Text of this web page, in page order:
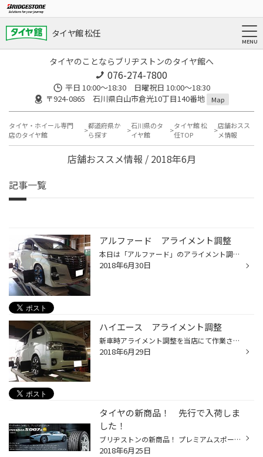
タイヤ館 松任
タイヤのことならブリヂストンのタイヤ館へ
076-274-7800
平日 10:00～18:30 日曜祝日 10:00～18:30
〒924-0865 石川県白山市倉光10丁目140番地
Map
タイヤ・ホイール専門
店のタイヤ館
都道府県か
ら探す
石川県のタ
イヤ館
タイヤ館 松
任TOP
店舗おスス
メ情報
店舗おススメ情報 / 2018年6月
記事一覧
アルファード アライメント調整
本日は「アルファード」のアライメント調整です。 お車を「ローダウン」されたとの事でご依頼。入庫させていただきました。 オール「モデリスタ」仕様の大変綺麗なお車です。オーナー様のお車への愛情が伺えます！ 当店ではアライメント調整のプロフェッショナル・スタッフがお車の点検・診断させて...
2018年6月30日
ハイエース アライメント調整
新車時アライメント調整を当店にて作業させていただいてから４年・・・ タイヤの交換・ショックアブソーバー交換・アライメント調整のご依頼をいただきました。 タイヤの交換とショックアブソーバーの交換を終え、アライメント調整作業です。 約70,000キロほど走られた様子でアライメント測定の結果...
2018年6月29日
タイヤの新商品！ 先行で入荷しま
した！
ブリヂストンの新商品！ プレミアムスポーツタイヤ『POTENZA S007A』が当店に入荷しました。 7月発売予定ですが・・・先行入荷です！ 早速、当店の店内へ展示させていただきました。 『POTENZA S007A』の大きな特徴は・・・ 新商品『POTENZA S007A』は期待を裏切らない高性能タイヤと思います！ ど...
2018年6月25日